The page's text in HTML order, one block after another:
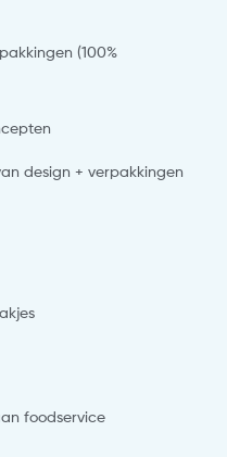
(100%
design + verpakkingen
foodservice